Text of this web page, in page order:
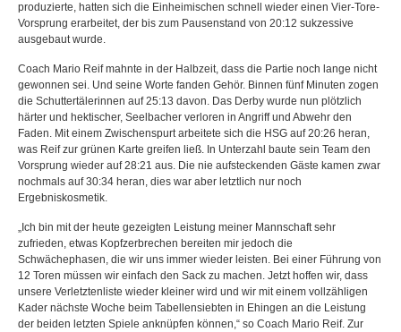
produzierte, hatten sich die Einheimischen schnell wieder einen Vier-Tore-
Vorsprung erarbeitet, der bis zum Pausenstand von 20:12 sukzessive
ausgebaut wurde.
Coach Mario Reif mahnte in der Halbzeit, dass die Partie noch lange nicht
gewonnen sei. Und seine Worte fanden Gehör. Binnen fünf Minuten zogen
die Schuttertälerinnen auf 25:13 davon. Das Derby wurde nun plötzlich
härter und hektischer, Seelbacher verloren in Angriff und Abwehr den
Faden. Mit einem Zwischenspurt arbeitete sich die HSG auf 20:26 heran,
was Reif zur grünen Karte greifen ließ. In Unterzahl baute sein Team den
Vorsprung wieder auf 28:21 aus. Die nie aufsteckenden Gäste kamen zwar
nochmals auf 30:34 heran, dies war aber letztlich nur noch
Ergebniskosmetik.
„Ich bin mit der heute gezeigten Leistung meiner Mannschaft sehr
zufrieden, etwas Kopfzerbrechen bereiten mir jedoch die
Schwächephasen, die wir uns immer wieder leisten. Bei einer Führung von
12 Toren müssen wir einfach den Sack zu machen. Jetzt hoffen wir, dass
unsere Verletztenliste wieder kleiner wird und wir mit einem vollzähligen
Kader nächste Woche beim Tabellensiebten in Ehingen an die Leistung
der beiden letzten Spiele anknüpfen können,“ so Coach Mario Reif. Zur